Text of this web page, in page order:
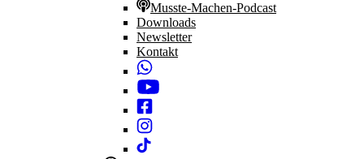
Musste-Machen-Podcast
Downloads
Newsletter
Kontakt